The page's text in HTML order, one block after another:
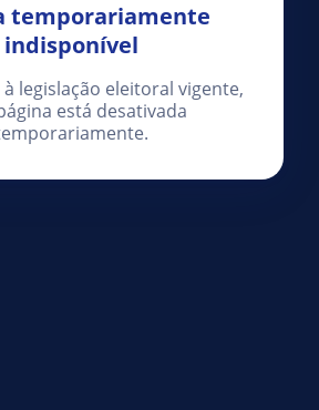
temporariamente
indisponível
legislação eleitoral vigente,
está desativada